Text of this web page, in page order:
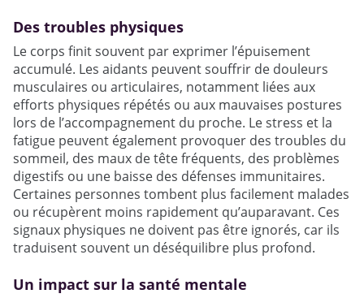
Des troubles physiques
Le corps finit souvent par exprimer l’épuisement
accumulé. Les aidants peuvent souffrir de douleurs
musculaires ou articulaires, notamment liées aux
efforts physiques répétés ou aux mauvaises postures
lors de l’accompagnement du proche. Le stress et la
fatigue peuvent également provoquer des troubles du
sommeil, des maux de tête fréquents, des problèmes
digestifs ou une baisse des défenses immunitaires.
Certaines personnes tombent plus facilement malades
ou récupèrent moins rapidement qu’auparavant. Ces
signaux physiques ne doivent pas être ignorés, car ils
traduisent souvent un déséquilibre plus profond.
Un impact sur la santé mentale